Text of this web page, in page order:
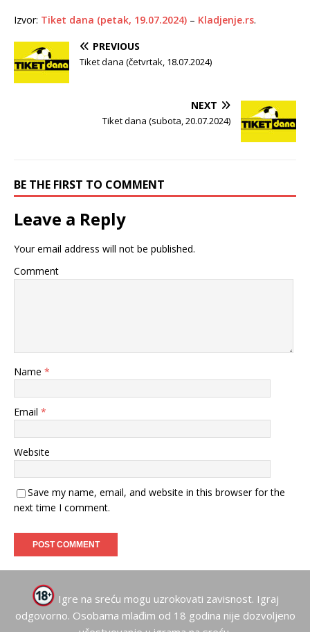
Izvor: Tiket dana (petak, 19.07.2024) – Kladjenje.rs.
PREVIOUS
Tiket dana (četvrtak, 18.07.2024)
NEXT
Tiket dana (subota, 20.07.2024)
BE THE FIRST TO COMMENT
Leave a Reply
Your email address will not be published.
Comment
Name *
Email *
Website
Save my name, email, and website in this browser for the
next time I comment.
Igre na sreću mogu uzrokovati zavisnost. Igraj
odgovorno. Osobama mlađim od 18 godina nije dozvoljeno